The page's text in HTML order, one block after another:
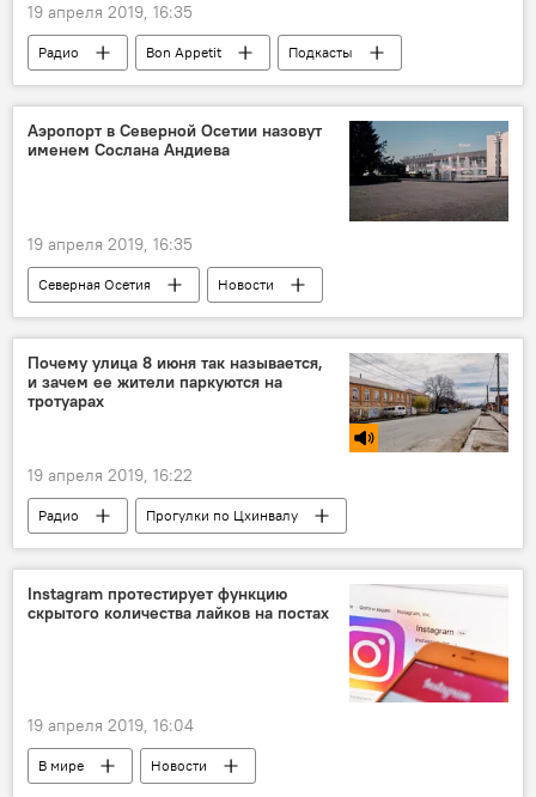
19 апреля 2019, 16:35
Радио Bon Appetit Подкасты
Аэропорт в Северной Осетии назовут
именем Сослана Андиева
19 апреля 2019, 16:35
Северная Осетия Новости
Почему улица 8 июня так называется,
и зачем ее жители паркуются на
тротуарах
19 апреля 2019, 16:22
Радио Прогулки по Цхинвалу
Instagram протестирует функцию
скрытого количества лайков на постах
19 апреля 2019, 16:04
В мире Новости